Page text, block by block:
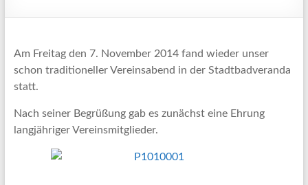
Am Freitag den 7. November 2014 fand wieder unser
schon traditioneller Vereinsabend in der Stadtbadveranda
statt.
Nach seiner Begrüßung gab es zunächst eine Ehrung
langjähriger Vereinsmitglieder.